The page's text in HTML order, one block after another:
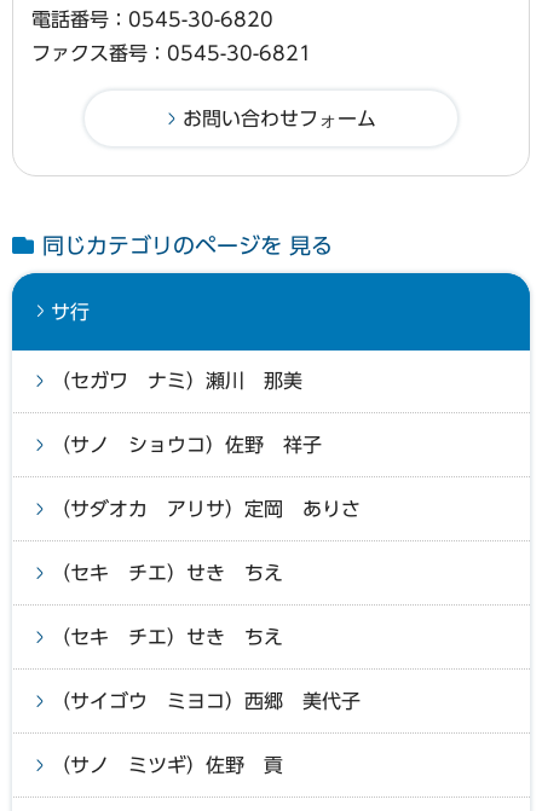
電話番号：0545-30-6820
ファクス番号：0545-30-6821
同じカテゴリのページを 見る
サ行
（セガワ ナミ）瀬川 那美
（サノ ショウコ）佐野 祥子
（サダオカ アリサ）定岡 ありさ
（セキ チエ）せき ちえ
（セキ チエ）せき ちえ
（サイゴウ ミヨコ）西郷 美代子
（サノ ミツギ）佐野 貢